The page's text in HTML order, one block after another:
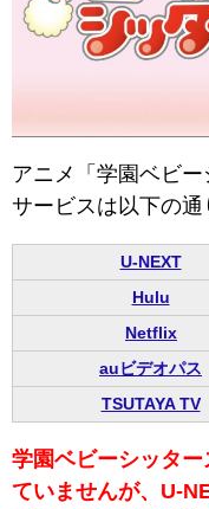
アニメ「学園ベビ
サービスは以下の通
U-NEXT
Hulu
Netflix
auビデオパス
TSUTAYA TV
学園ベビーシッタ
ていませんが、U-